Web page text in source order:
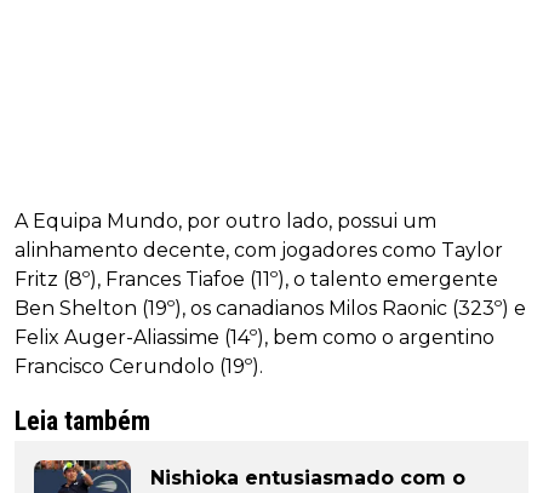
A Equipa Mundo, por outro lado, possui um
alinhamento decente, com jogadores como Taylor
Fritz (8º), Frances Tiafoe (11º), o talento emergente
Ben Shelton (19º), os canadianos Milos Raonic (323º) e
Felix Auger-Aliassime (14º), bem como o argentino
Francisco Cerundolo (19º).
Leia também
Nishioka entusiasmado com o